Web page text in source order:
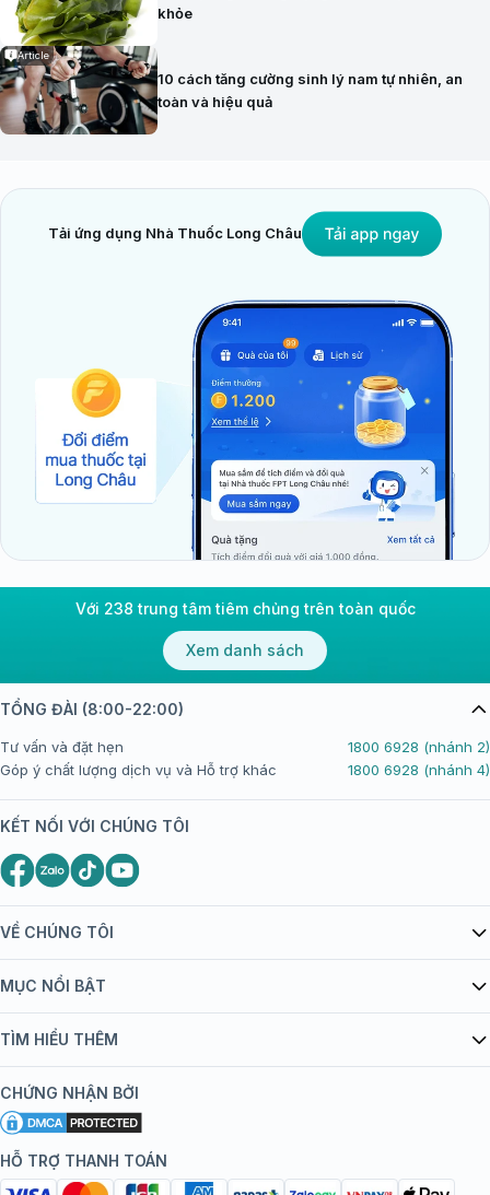
khỏe
Article
10 cách tăng cường sinh lý nam tự nhiên, an
toàn và hiệu quả
Tải ứng dụng Nhà Thuốc Long Châu
Với 238 trung tâm tiêm chủng trên toàn quốc
Xem danh sách
VỀ CHÚNG TÔI
Giới thiệu Tiêm Chủng FPT Long Châu
bán hàng
Chính sách nội dung
Chính sách bảo mật
Chính sách bảo mật dữ liệu cá nhân
MỤC NỔI BẬT
Danh mục vắc xin
Đội ngũ bác sĩ, chuyên gia
Hệ thống trung tâm tiêm chủng
TÌM HIỂU THÊM
Khuyến mãi
Tôi nên tiêm gì?
Tiêm chủng đi nước ngoài
CHỨNG NHẬN BỞI
HỖ TRỢ THANH TOÁN
TỔNG ĐÀI (8:00-22:00)
Tư vấn và đặt hẹn
1800 6928 (nhánh 2)
Góp ý chất lượng dịch vụ và Hỗ trợ khác
1800 6928 (nhánh 4)
KẾT NỐI VỚI CHÚNG TÔI